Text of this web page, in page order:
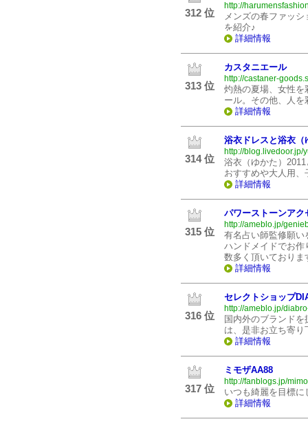
312 位
http://
メンズの春ファッ
を紹介♪
詳細情報
313 位
カスタニエール
http://castaner-
灼熱の夏場、女性を
ール。その他、人
詳細情報
314 位
浴衣ドレスと浴衣（
http://blog.livedoor.jp/
浴衣（ゆかた）
おすすめや大人用
詳細情報
315 位
パワーストーンア
http://ameblo.jp/
有名占い師監修願い
ハンドメイドでお作
数多く頂いておりま
詳細情報
316 位
セレクトショップ
http://ameblo.jp/
国内外のブランド
は、是非お立ち寄
詳細情報
317 位
ミモザAA88
http://fanblogs.jp/
いつも綺麗を目標
詳細情報